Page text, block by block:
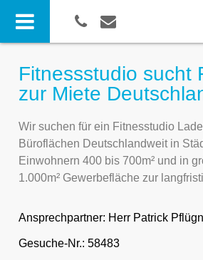
Fitnessstudio sucht
zur Miete
Wir suchen für ein Fitnesstudio
Büroflächen Deutschlandweit in
Einwohnern 400 bis 700m² und in
1.000m² Gewerbefläche zur
Ansprechpartner: Herr Patrick
Gesuche-Nr.: 58483